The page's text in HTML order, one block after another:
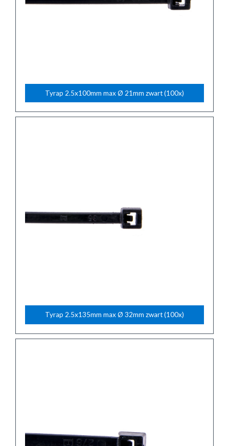
Tyrap 2.5x100mm max Ø 21mm zwart (100x)
Tyrap 2.5x135mm max Ø 32mm zwart (100x)